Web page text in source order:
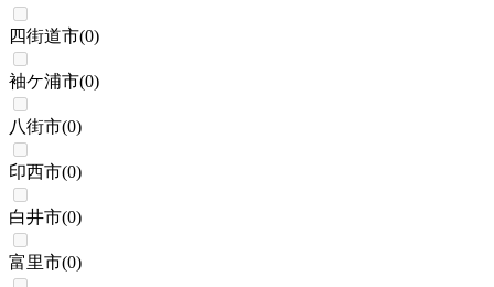
四街道市(0)
袖ケ浦市(0)
八街市(0)
印西市(0)
白井市(0)
富里市(0)